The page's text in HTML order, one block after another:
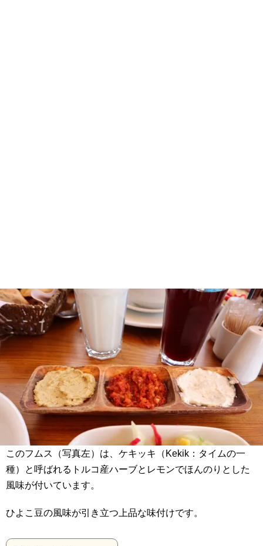
このフムス（写真左）は、ケキッキ（Kekik：タイムの一
種）と呼ばれるトルコ産ハーブとレモンでほんのりとした
風味が付いています。
ひよこ豆の風味が引き立つ上品な味付けです。